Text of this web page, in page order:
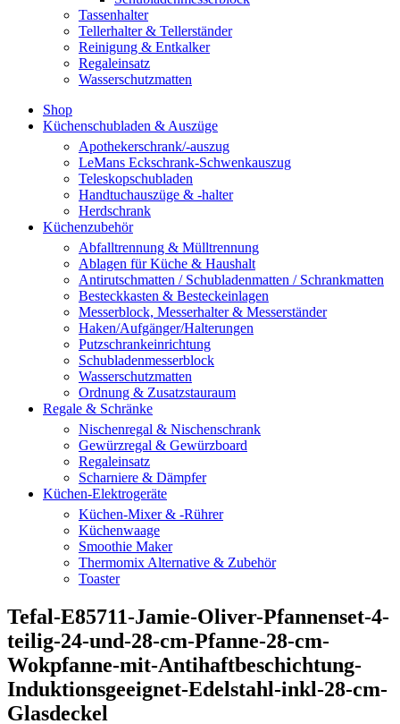
Tassenhalter
Tellerhalter & Tellerständer
Reinigung & Entkalker
Regaleinsatz
Wasserschutzmatten
Shop
Küchenschubladen & Auszüge
Apothekerschrank/-auszug
LeMans Eckschrank-Schwenkauszug
Teleskopschubladen
Handtuchauszüge & -halter
Herdschrank
Küchenzubehör
Abfalltrennung & Mülltrennung
Ablagen für Küche & Haushalt
Antirutschmatten / Schubladenmatten / Schrankmatten
Besteckkasten & Besteckeinlagen
Messerblock, Messerhalter & Messerständer
Haken/Aufgänger/Halterungen
Putzschrankeinrichtung
Schubladenmesserblock
Wasserschutzmatten
Ordnung & Zusatzstauraum
Regale & Schränke
Nischenregal & Nischenschrank
Gewürzregal & Gewürzboard
Regaleinsatz
Scharniere & Dämpfer
Küchen-Elektrogeräte
Küchen-Mixer & -Rührer
Küchenwaage
Smoothie Maker
Thermomix Alternative & Zubehör
Toaster
Tefal-E85711-Jamie-Oliver-Pfannenset-4-
teilig-24-und-28-cm-Pfanne-28-cm-
Wokpfanne-mit-Antihaftbeschichtung-
Induktionsgeeignet-Edelstahl-inkl-28-cm-
Glasdeckel